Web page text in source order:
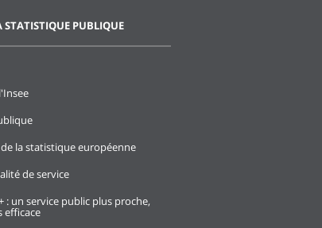
STATISTIQUE PUBLIQUE
la statistique européenne
de service
: un service public plus proche,
efficace